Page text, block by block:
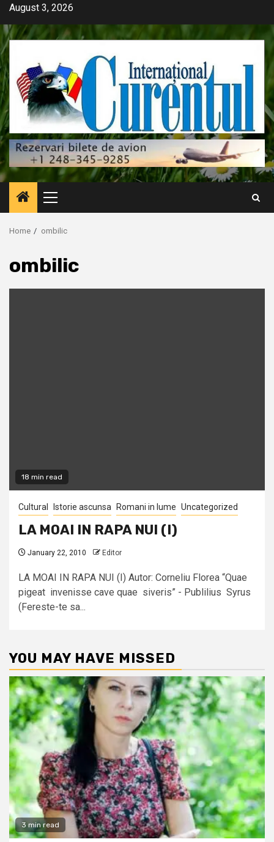
Skip
content
August 3, 2026
Primary
Menu
Home ombilic
ombilic
18 min read
Cultural Istorie ascunsa Romani in lume Uncategorized
LA MOAI IN RAPA NUI (I)
January 22, 2010 Editor
LA MOAI IN RAPA NUI (I) Autor: Corneliu Florea “Quae
pigeat invenisse cave quae siveris” - Publilius Syrus
(Fereste-te sa...
YOU MAY HAVE MISSED
3 min read